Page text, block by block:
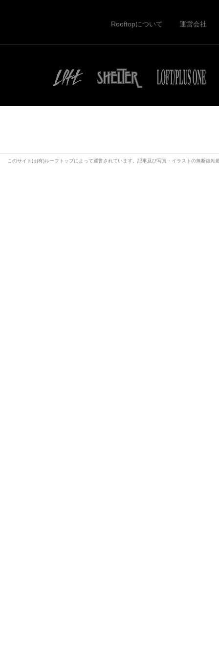
Rooftopについて 運営会社
このサイトは(有)ルーフトップによって運営されています。記事及び写真・イラストの無断復転